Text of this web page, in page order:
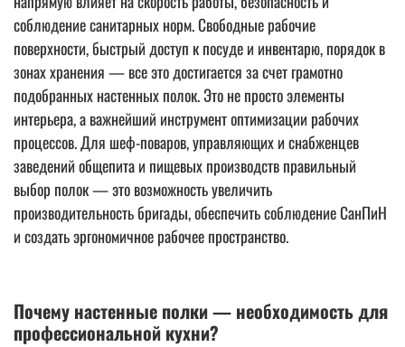
соблюдение санитарных норм. Свободные рабочие
поверхности, быстрый доступ к посуде и инвентарю, порядок в
зонах хранения — все это достигается за счет грамотно
подобранных настенных полок. Это не просто элементы
интерьера, а важнейший инструмент оптимизации рабочих
процессов. Для шеф-поваров, управляющих и снабженцев
заведений общепита и пищевых производств правильный
выбор полок — это возможность увеличить
производительность бригады, обеспечить соблюдение СанПиН
и создать эргономичное рабочее пространство.
Почему настенные полки — необходимость для
профессиональной кухни?